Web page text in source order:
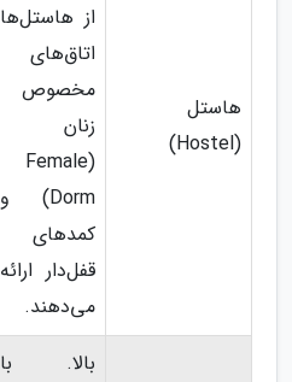
هاستل
(Hostel)
از هاستل‌ها
اتاق‌های
مخصوص
زنان
(Female
Dorm) و
کمدهای
قفل‌دار ارائه
می‌دهند.
بالا. با